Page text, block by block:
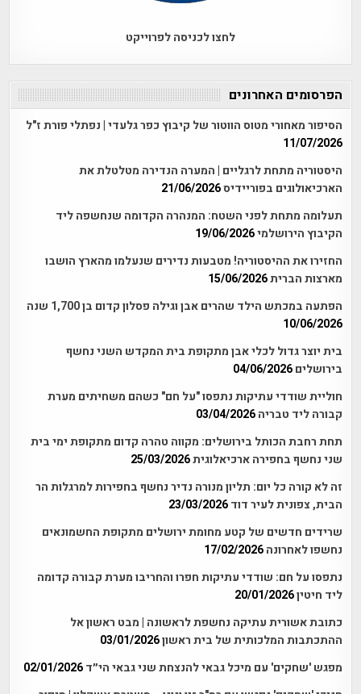
לחצו לכניסה לפרוייקט
הפרסומים האחרונים
הסיפור מאחורי מטוס הווטור של קיבוץ כפר גלעדי | נפתלי פורת ז"ל
11/07/2026
היסטוריה מתחת לרגליים | המערה הנדירה מטלטלת את
הארכיאולוגים בפוריידיס21/06/2026
תעלומה מתחת לפני השטח: המנהרה הקדומה שנחשפה ליד
הקיבוץ הירושלמי19/06/2026
החזירו את ההיסטוריה! מטבעות נדירים שנעלמו מהארץ הושבו
מארצות הברית15/06/2026
הפתעה במכתש הילד שהרים אבן וגילה פסלון קדום בן 1,700 שנה
10/06/2026
בית יוצר גדול לכלי אבן מתקופת בית המקדש השני נחשף
בירושלים 04/06/2026
חוליית שודדי עתיקות נתפסו "על חם" כשהם משחיתים מערת
קבורה ליד טבריה 03/04/2026
תחת רחבת הכותל בירושלים: מקווה טהרה קדום מתקופת ימי בית
שני נחשף בחפירה ארכיאלוגית25/03/2026
זה לא קורה כל יום: תליון מנורה נדיר נחשף בחפירות למרגלות הר
הבית, צפונית לעיר דוד 23/03/2026
שרידים חדשים של קטע מחומת ירושלים מתקופת החשמונאים
נחשפו לאחרונה 17/02/2026
נתפסו על חם: שודדי עתיקות חפרו והחריבו מערת קבורה קדומה
ליד חיטין20/01/2026
כתובת אשורית עתיקה נחשפת לראשונה | מבט ראשון אל
ההתכתבות המלכותית של בית ראשון03/01/2026
מפגש 'שחקים' עם מיכל גבאי להנצחת שני גבאי הי״ד 02/01/2026